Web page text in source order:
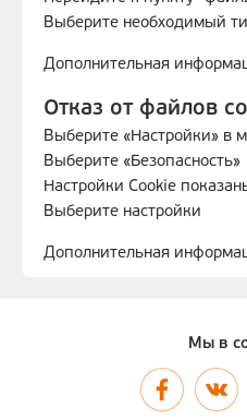
Выберите необходимый
Дополнительная
Отказ от файлов
Выберите «Настройки» в
Выберите «Безопасность»
Настройки Cookie
Выберите настройки
Дополнительная
Мы в